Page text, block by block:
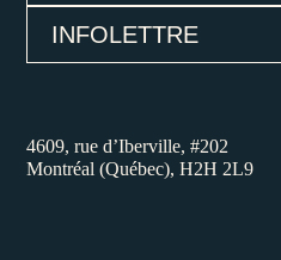
INFOLETTRE
4609, rue d’Iberville, #202
Montréal (Québec), H2H 2L9